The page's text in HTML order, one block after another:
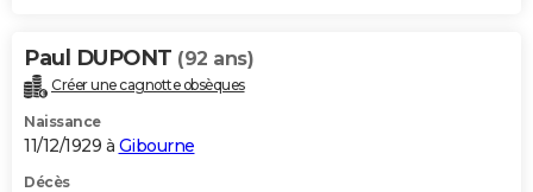
Dictionnaire
Biographies
Citations
Expressions
Proverbes
PROGRAMME TV
COPAINS D'AVANT
S'inscrire
Se connecter
Lycées
Collèges
Primaires
Universités
Entreprises
Service militaire
Avis de recherche
AVIS DE DÉCÈS
Paul DUPONT (92 ans)
Créer une cagnotte obsèques
Naissance
11/12/1929 à Gibourne
Décès